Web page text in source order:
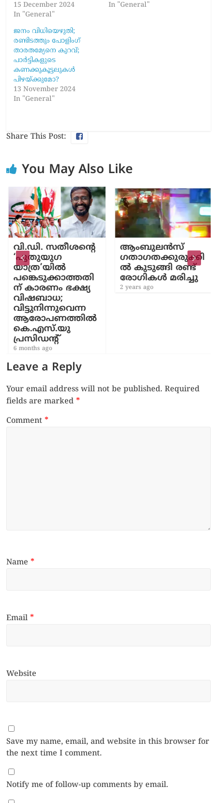
15 December 2024
In "General"
In "General"
ജനം വിധിയെഴുതി;
രണ്ടിടത്തും പോളിംഗ്
താരതമ്യേനെ കുറവ്;
പാര്‍ട്ടികളുടെ
കണക്കുകൂട്ടലുകള്‍
പിഴയ്ക്കുമോ?
13 November 2024
In "General"
Share This Post:
You May Also Like
വി.ഡി. സതീശന്‍റെ
‘പുതുയുഗ
യാത്ര’യിൽ
പങ്കെടുക്കാത്തതി
ന് കാരണം ഭക്ഷ്യ
വിഷബാധ;
വിട്ടുനിന്നുവെന്ന
ആരോപണത്തിൽ
കെ.എസ്.യു
പ്രസിഡന്‍റ്
6 months ago
ആംബുലന്‍സ്
ഗതാഗതക്കുരുക്കി
ല്‍ കുടുങ്ങി രണ്ട്
രോഗികള്‍ മരിച്ചു
2 years ago
Leave a Reply
Your email address will not be published. Required
fields are marked*
Comment*
Name*
Email*
Website
Save my name, email, and website in this browser for
the next time I comment.
Notify me of follow-up comments by email.